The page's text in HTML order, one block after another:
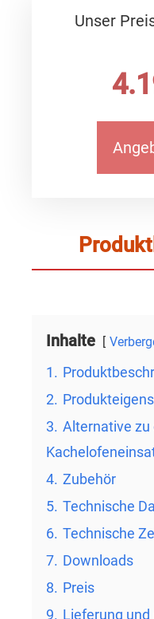
Unser
Inhalte
1.
2.
3. Alternative zu
4. Zubehör
5. Technische
6. Technische
7. Downloads
8. Preis
9. Lieferung